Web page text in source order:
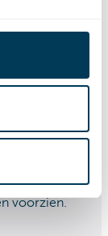
u vinden
is geen
weg,
een
voorzien.